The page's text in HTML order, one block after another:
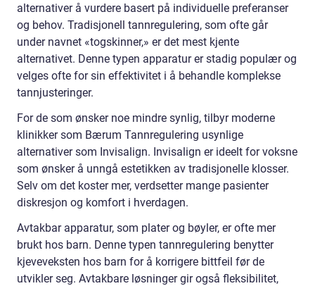
alternativer å vurdere basert på individuelle preferanser
og behov. Tradisjonell tannregulering, som ofte går
under navnet «togskinner,» er det mest kjente
alternativet. Denne typen apparatur er stadig populær og
velges ofte for sin effektivitet i å behandle komplekse
tannjusteringer.
For de som ønsker noe mindre synlig, tilbyr moderne
klinikker som Bærum Tannregulering usynlige
alternativer som Invisalign. Invisalign er ideelt for voksne
som ønsker å unngå estetikken av tradisjonelle klosser.
Selv om det koster mer, verdsetter mange pasienter
diskresjon og komfort i hverdagen.
Avtakbar apparatur, som plater og bøyler, er ofte mer
brukt hos barn. Denne typen tannregulering benytter
kjeveveksten hos barn for å korrigere bittfeil før de
utvikler seg. Avtakbare løsninger gir også fleksibilitet,